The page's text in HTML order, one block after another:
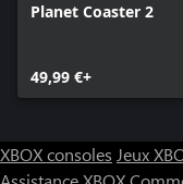
Planet Coaster 2
49,99 €+
XBOX consoles Jeux